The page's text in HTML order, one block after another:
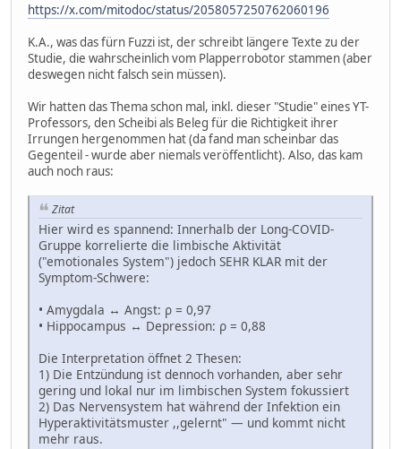
https://x.com/mitodoc/status/2058057250762060196
K.A., was das fürn Fuzzi ist, der schreibt längere Texte zu der
Studie, die wahrscheinlich vom Plapperrobotor stammen (aber
deswegen nicht falsch sein müssen).
Wir hatten das Thema schon mal, inkl. dieser "Studie" eines YT-
Professors, den Scheibi als Beleg für die Richtigkeit ihrer
Irrungen hergenommen hat (da fand man scheinbar das
Gegenteil - wurde aber niemals veröffentlicht). Also, das kam
auch noch raus:
Zitat
Hier wird es spannend: Innerhalb der Long-COVID-
Gruppe korrelierte die limbische Aktivität
("emotionales System") jedoch SEHR KLAR mit der
Symptom-Schwere:
• Amygdala ↔ Angst: ρ = 0,97
• Hippocampus ↔ Depression: ρ = 0,88
Die Interpretation öffnet 2 Thesen:
1) Die Entzündung ist dennoch vorhanden, aber sehr
gering und lokal nur im limbischen System fokussiert
2) Das Nervensystem hat während der Infektion ein
Hyperaktivitätsmuster ,,gelernt" — und kommt nicht
mehr raus.